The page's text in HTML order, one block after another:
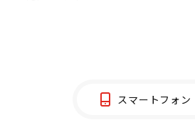
スマートフォン